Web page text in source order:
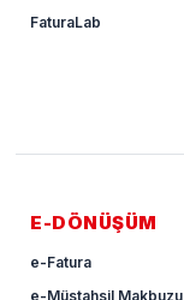
FaturaLab
E-DÖNÜŞÜM
e-Fatura
e-Müstahsil Makbuzu